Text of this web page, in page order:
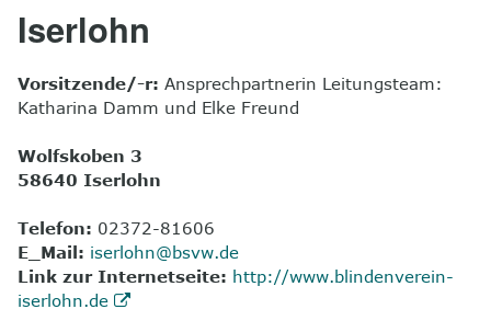
Unterstützen
8
Kontakt
Iserlohn
Vorsitzende/-r:Ansprechpartnerin Leitungsteam:
Katharina Damm und Elke Freund
Wolfskoben 3
58640 Iserlohn
Telefon: 02372-81606
E_Mail: iserlohn@bsvw.de
Link zur Internetseite: http://www.blindenverein-
iserlohn.de